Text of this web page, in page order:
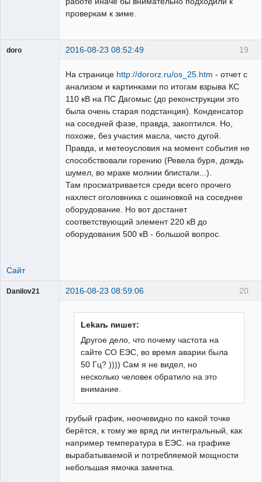
проверкам к зиме.
19
doro 2016-08-23 08:52:49
На странице http://dororz.ru/os_25.htm - отчет с
анализом и картинками по итогам взрыва КС
110 кВ на ПС Дагомыс (до реконструкции это
была очень старая подстанция). Конденсатор
на соседней фазе, правда, закоптился. Но,
похоже, без участия масла, чисто дугой.
Правда, и метеоусловия на момент события не
способствовали горению (Ревела буря, дождь
шумел, во мраке молнии блистали...).
Там просматривается среди всего прочего
нахлест оголовника с ошиновкой на соседнее
оборудование. Но вот достанет
соответствующий элемент 220 кВ до
оборудования 500 кВ - большой вопрос.
Сайт
20
Danilov21 2016-08-23 08:59:06
Lekarь пишет:
Другое дело, что почему частота на
сайте СО ЕЭС, во время аварии была
50 Гц? )))) Сам я не видел, но
несколько человек обратило на это
внимание.
грубый график, неочевидно по какой точке
берётся, к тому же вряд ли интегральный, как
например температура в ЕЭС. на графике
вырабатываемой и потребляемой мощности
небольшая ямочка заметна.